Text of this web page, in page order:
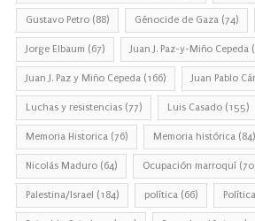
Gustavo Petro (88) Génocide de Gaza (74)
Jorge Elbaum (67) Juan J. Paz-y-Miño Cepeda
Juan J. Paz y Miño Cepeda (166) Juan Pablo
Luchas y resistencias (77) Luis Casado (155)
Memoria Historica (76) Memoria histórica (84)
Nicolás Maduro (64) Ocupación marroquí
Palestina/Israel (184) política (66)